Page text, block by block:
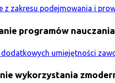
z zakresu podejmowania i
programów
dodatkowych umiejętności
wykorzystania